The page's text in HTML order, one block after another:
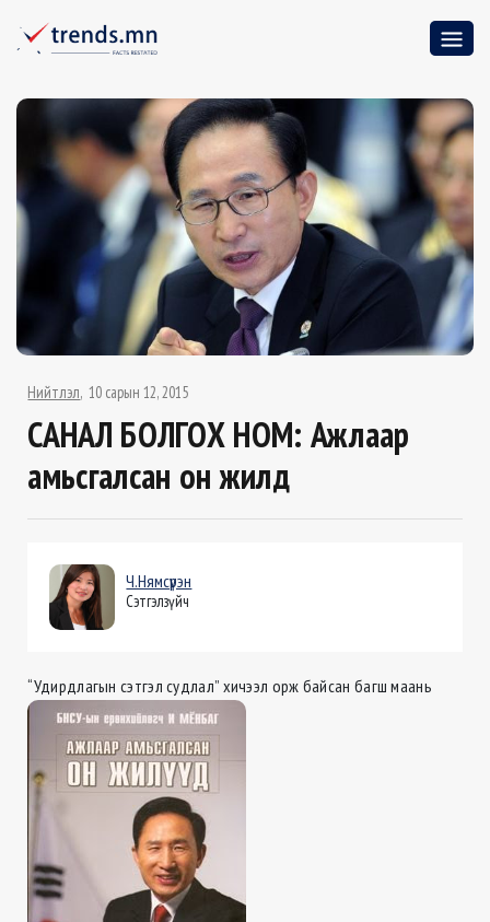
Нийтлэл 10 сарын 12, 2015
САНАЛ БОЛГОХ НОМ: Ажлаар
амьсгалсан он жилүүд
Ч.Нямсүрэн
Сэтгэлзүйч
“Удирдлагын сэтгэл судлал” хичээл орж байсан багш маань